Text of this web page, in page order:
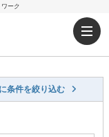
ーク
条件を絞り込む